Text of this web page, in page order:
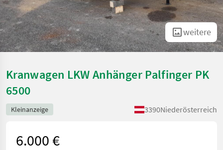
weitere
Kranwagen LKW Anhänger Palfinger PK
6500
Kleinanzeige 3390Niederösterreich
6.000 €